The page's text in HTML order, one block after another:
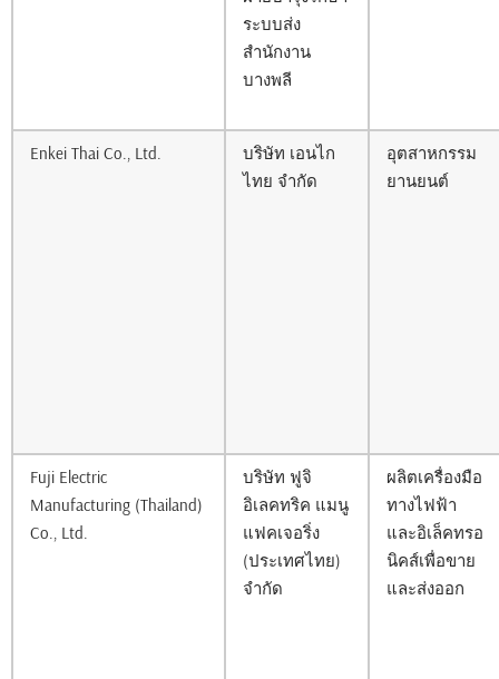
ระบบส่ง
สำนักงาน
บางพลี
Enkei Thai Co., Ltd.
บริษัท เอนไก
ไทย จำกัด
อุตสาหกรรม
ยานยนต์
Fuji Electric
Manufacturing (Thailand)
Co., Ltd.
บริษัท ฟูจิ
อิเลคทริค แมนู
แฟคเจอริ่ง
(ประเทศไทย)
จำกัด
ผลิตเครื่องมือ
ทางไฟฟ้า
และอิเล็คทรอ
นิคส์เพื่อขาย
และส่งออก